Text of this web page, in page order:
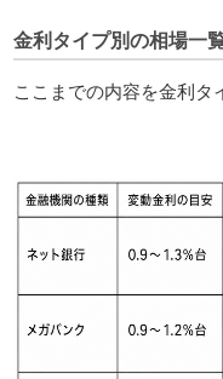
金利タイプ別の相場一
ここまでの内容を金利タ